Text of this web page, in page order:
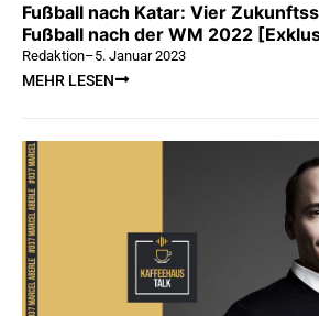
Fußball nach Katar: Vier
Fußball nach der WM 2022
Redaktion–5. Januar 2023
MEHR LESEN